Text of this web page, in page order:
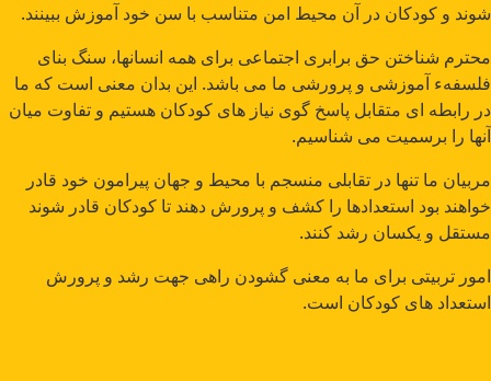
شوند و کودکان در آن محیط امن متناسب با سن خود آموزش ببینند.
محترم شناختن حق برابری اجتماعی برای همه انسانها، سنگ بنای
فلسفهء آموزشی و پرورشی ما می باشد. این بدان معنی است که ما
در رابطه ای متقابل پاسخ گوی نیاز های کودکان هستیم و تفاوت میان
آنها را برسمیت می شناسیم.
مربیان ما تنها در تقابلی منسجم با محیط و جهان پیرامون خود قادر
خواهند بود استعدادها را کشف و پرورش دهند تا کودکان قادر شوند
مستقل و یکسان رشد کنند.
امور تربیتی برای ما به معنی گشودن راهی جهت رشد و پرورش
استعداد های کودکان است.